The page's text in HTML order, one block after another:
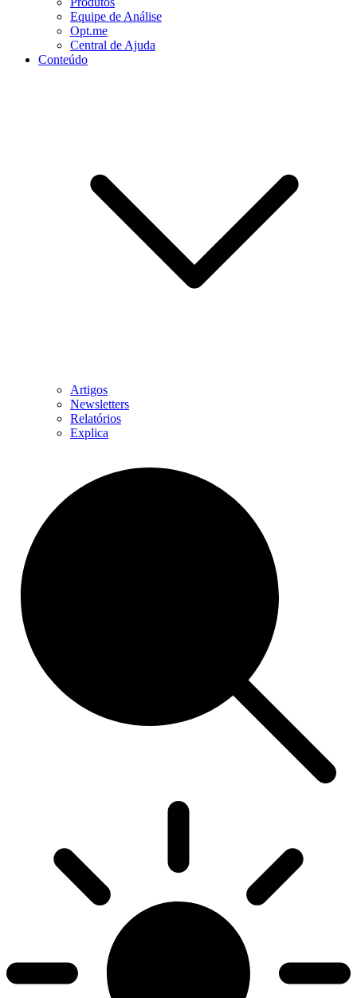
Equipe de Análise
Opt.me
Central de Ajuda
Conteúdo
Artigos
Newsletters
Relatórios
Explica